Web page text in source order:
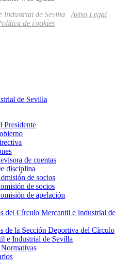
Industrial de Sevilla Aviso Legal
de cookies
Presidente
de cuentas
disciplina
de socios
de socios
de apelación
del Círculo Mercantil e Industrial de
de la Sección Deportiva del Círculo
e Industrial de Sevilla